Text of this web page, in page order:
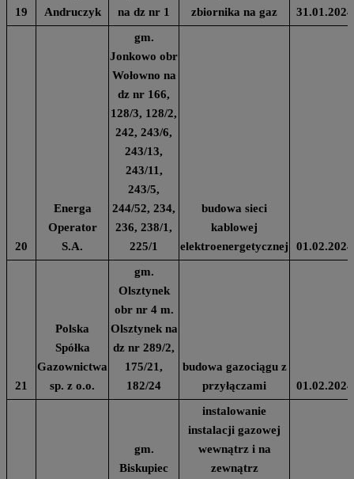
19
Andruczyk
na dz nr 1
zbiornika na gaz
31.01.2024
20
Energa
Operator
S.A.
gm.
Jonkowo obr
Wołowno na
dz nr 166,
128/3, 128/2,
242, 243/6,
243/13,
243/11,
243/5,
244/52, 234,
236, 238/1,
225/1
budowa sieci
kablowej
elektroenergetycznej
01.02.2024
21
Polska
Spółka
Gazownictwa
sp. z o.o.
gm.
Olsztynek
obr nr 4 m.
Olsztynek na
dz nr 289/2,
175/21,
182/24
budowa gazociągu z
przyłączami
01.02.2024
gm.
Biskupiec
instalowanie
instalacji gazowej
wewnątrz i na
zewnątrz